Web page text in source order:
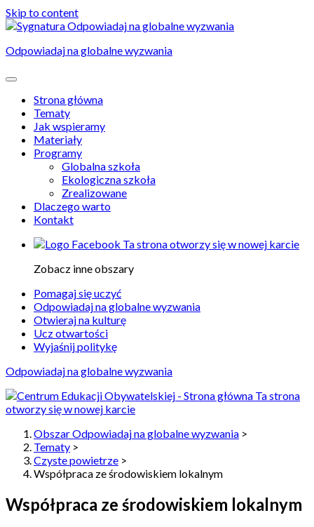
Skip to content
Odpowiadaj na globalne wyzwania
Strona główna
Tematy
Jak wspieramy
Materiały
Programy
Globalna szkoła
Ekologiczna szkoła
Zrealizowane
Dlaczego warto
Kontakt
Ta strona otworzy się w nowej karcie
Zobacz inne obszary
Pomagaj się uczyć
Odpowiadaj na globalne wyzwania
Otwieraj na kulturę
Ucz otwartości
Wyjaśnij politykę
Odpowiadaj na globalne wyzwania
Ta strona
otworzy się w nowej karcie
Obszar Odpowiadaj na globalne wyzwania >
Tematy >
Czyste powietrze >
Współpraca ze środowiskiem lokalnym
Współpraca ze środowiskiem lokalnym